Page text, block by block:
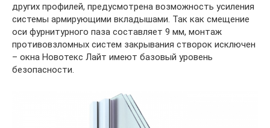
других профилей, предусмотрена возможность усиления
системы армирующими вкладышами. Так как смещение
оси фурнитурного паза составляет 9 мм, монтаж
противовзломных систем закрывания створок исключен
– окна Новотекс Лайт имеют базовый уровень
безопасности.